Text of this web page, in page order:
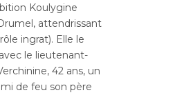
Koulygine
attendrissant
ingrat). Elle le
le lieutenant-
42 ans, un
de feu son père